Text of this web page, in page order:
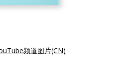
频道图片(CN)